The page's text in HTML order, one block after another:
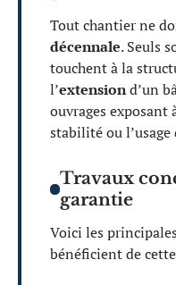
Tout chantier ne
décennale. Seuls
touchent à la
l’extensiond’un
ouvrages exposant
stabilité ou
Travaux
garantie
Voici les
bénéficient de